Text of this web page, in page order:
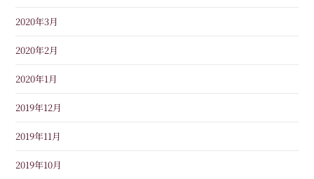
2020年3月
2020年2月
2020年1月
2019年12月
2019年11月
2019年10月